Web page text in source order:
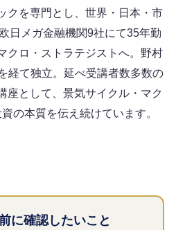
クを専門とし、世界・日本・市
日メガ金融機関9社にて35年勤
クロ・ストラテジストへ。野村
経て独立。延べ受講者数多数の
座として、景気サイクル・マク
の本質を伝え続けています。
に確認したいこと